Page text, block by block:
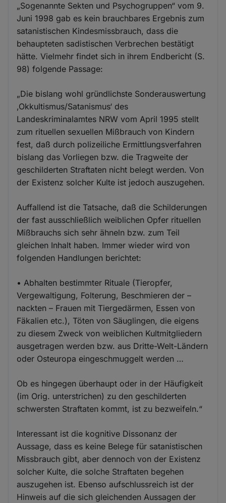
„Sogenannte Sekten und Psychogruppen“ vom 9.
Juni 1998 gab es kein brauchbares Ergebnis zum
satanistischen Kindesmissbrauch, dass die
behaupteten sadistischen Verbrechen bestätigt
hätte. Vielmehr findet sich in ihrem Endbericht (S.
98) folgende Passage:
„Die bislang wohl gründlichste Sonderauswertung
‚Okkultismus/Satanismus‘ des
Landeskriminalamtes NRW vom April 1995 stellt
zum rituellen sexuellen Mißbrauch von Kindern
fest, daß durch polizeiliche Ermittlungsverfahren
bislang das Vorliegen bzw. die Tragweite der
geschilderten Straftaten nicht belegt werden. Von
der Existenz solcher Kulte ist jedoch auszugehen.
Auffallend ist die Tatsache, daß die Schilderungen
der fast ausschließlich weiblichen Opfer rituellen
Mißbrauchs sich sehr ähneln bzw. zum Teil
gleichen Inhalt haben. Immer wieder wird von
folgenden Handlungen berichtet:
• Abhalten bestimmter Rituale (Tieropfer,
Vergewaltigung, Folterung, Beschmieren der –
nackten – Frauen mit Tiergedärmen, Essen von
Fäkalien etc.), Töten von Säuglingen, die eigens
zu diesem Zweck von weiblichen Kultmitgliedern
ausgetragen werden bzw. aus Dritte-Welt-Ländern
oder Osteuropa eingeschmuggelt werden …
Ob es hingegen überhaupt oder in der Häufigkeit
(im Orig. unterstrichen) zu den geschilderten
schwersten Straftaten kommt, ist zu bezweifeln.“
Interessant ist die kognitive Dissonanz der
Aussage, dass es keine Belege für satanistischen
Missbrauch gibt, aber dennoch von der Existenz
solcher Kulte, die solche Straftaten begehen
auszugehen ist. Ebenso aufschlussreich ist der
Hinweis auf die sich gleichenden Aussagen der